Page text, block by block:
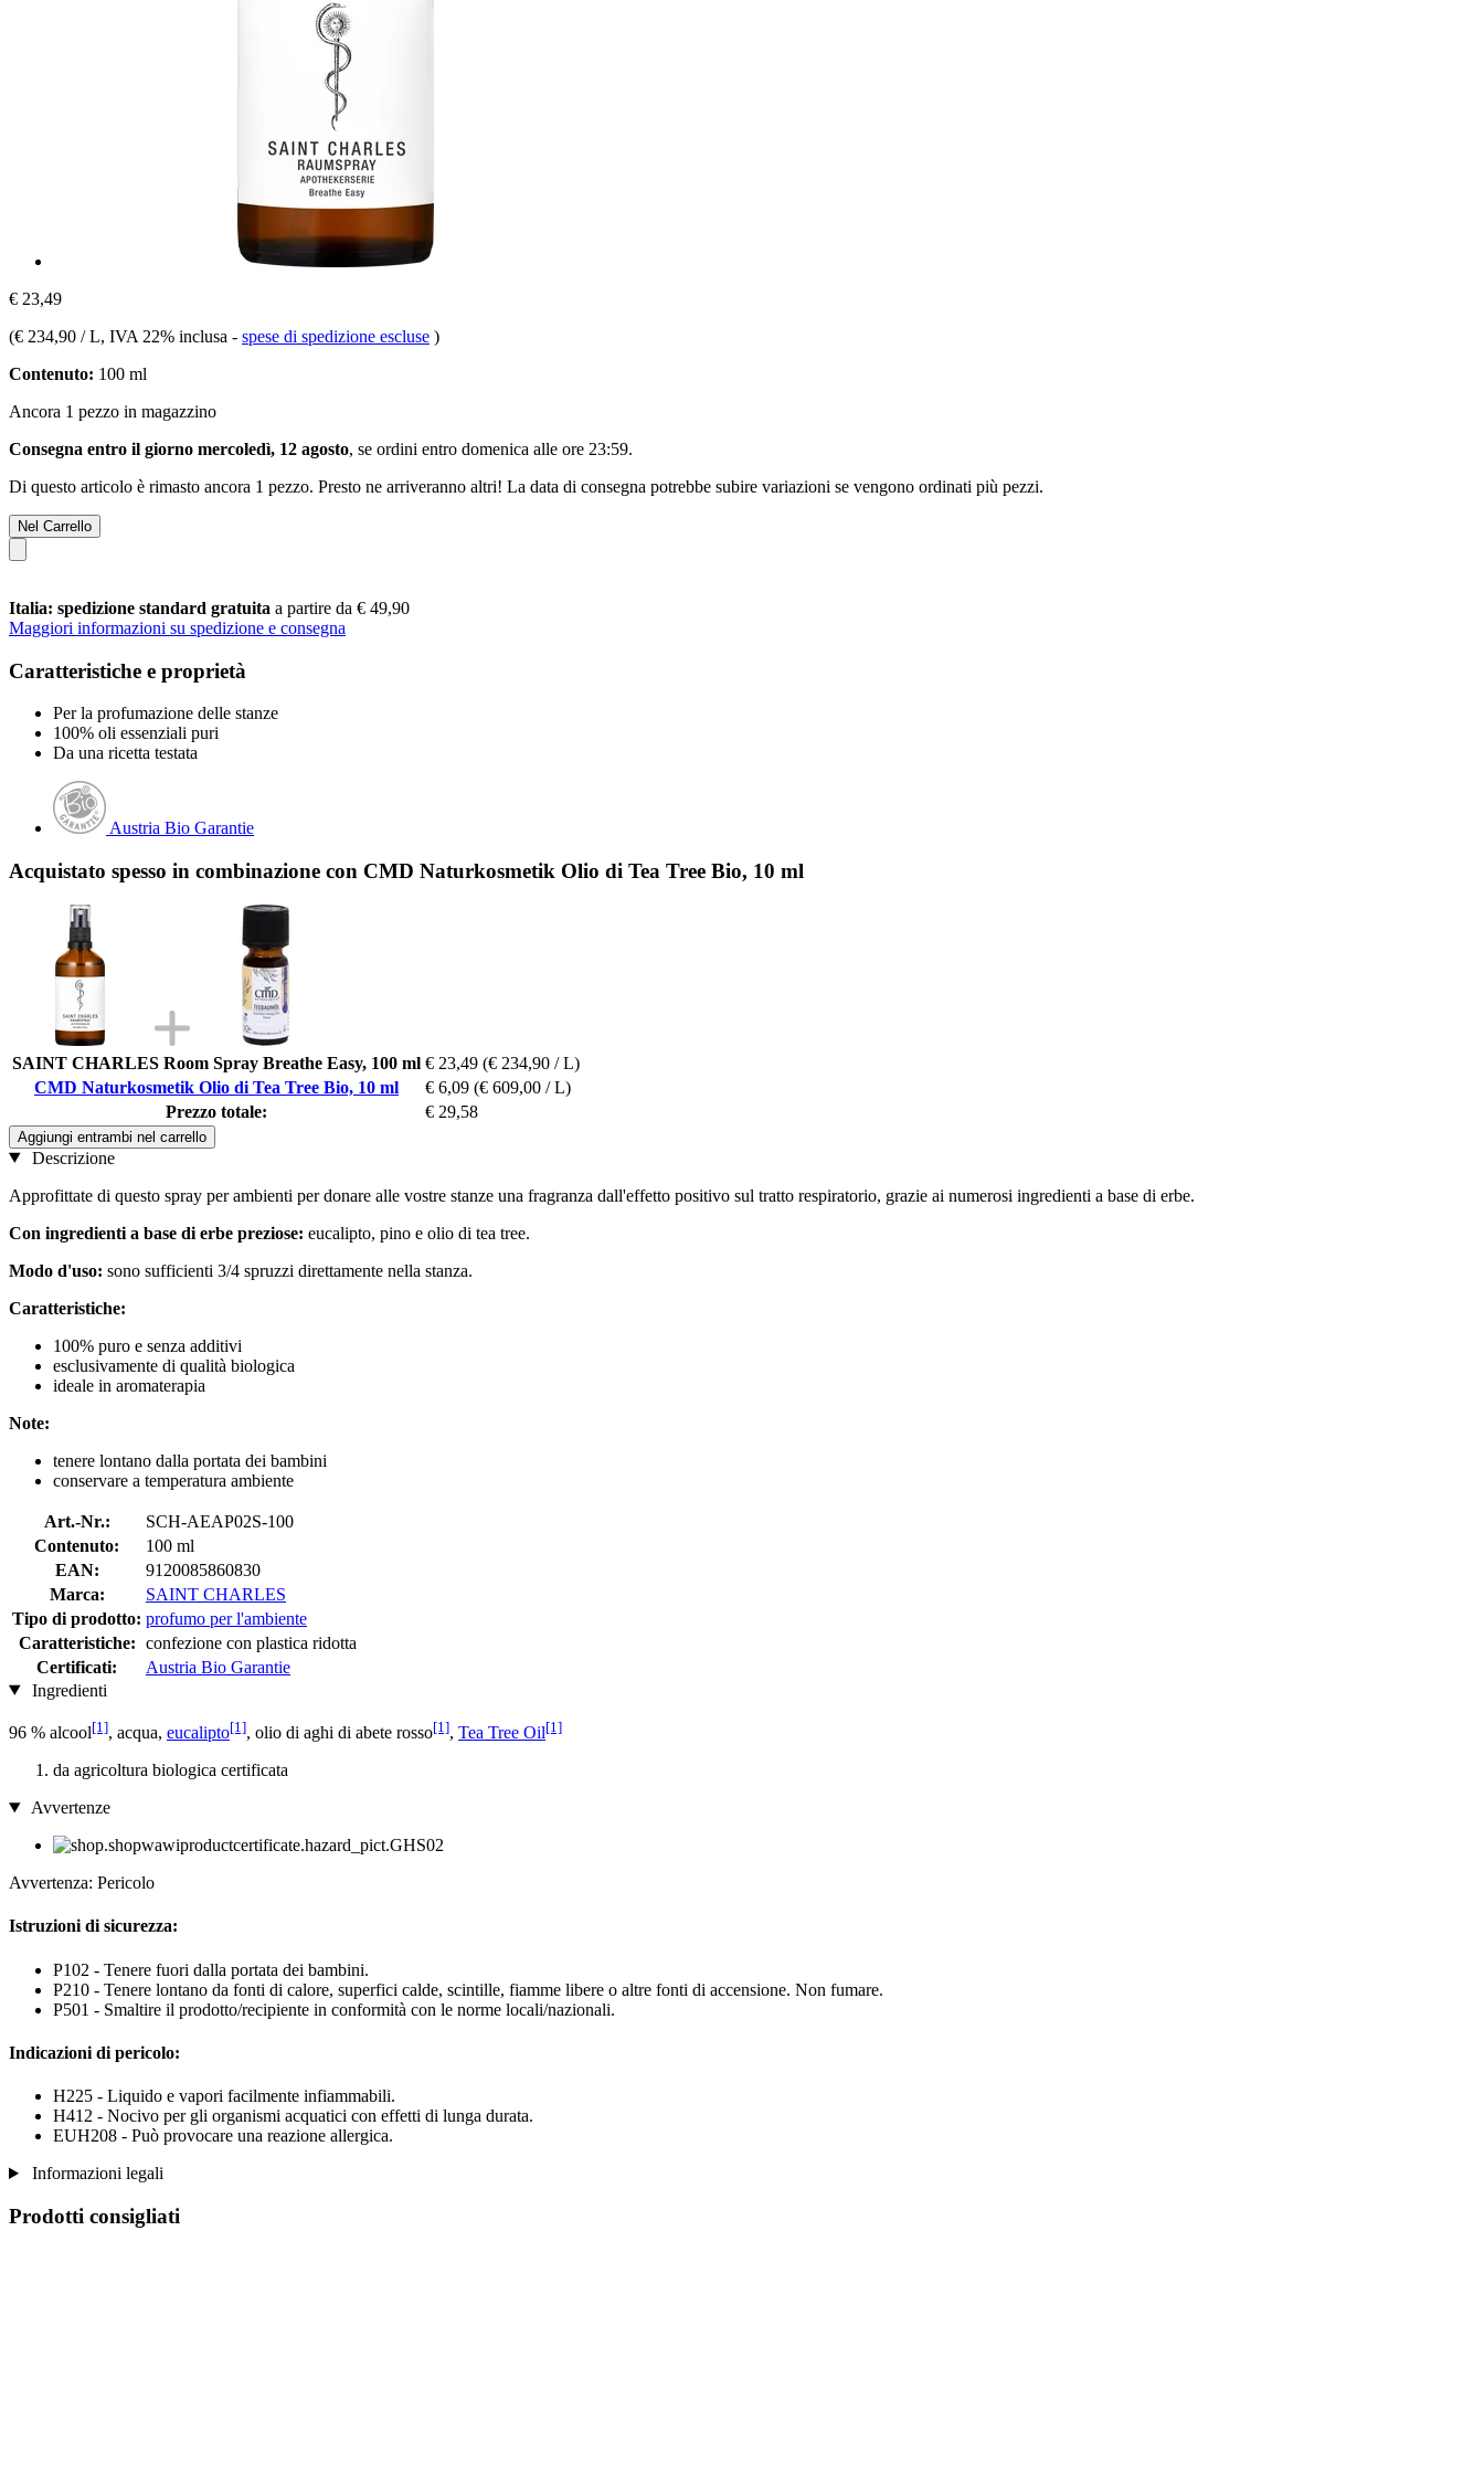
€ 23,49
(€ 234,90 / L, IVA 22% inclusa - spese di spedizione escluse )
Contenuto: 100 ml
Ancora 1 pezzo in magazzino
Consegna entro il giorno mercoledì, 12 agosto, se ordini entro domenica alle ore 23:59.
Di questo articolo è rimasto ancora 1 pezzo. Presto ne arriveranno altri! La data di consegna potrebbe subire variazioni se vengono ordinati più pezzi.
Nel Carrello
Italia: spedizione standard gratuita a partire da € 49,90
Maggiori informazioni su spedizione e consegna
Caratteristiche e proprietà
Per la profumazione delle stanze
100% oli essenziali puri
Da una ricetta testata
Austria Bio Garantie
Acquistato spesso in combinazione con CMD Naturkosmetik Olio di Tea Tree Bio, 10 ml
SAINT CHARLES Room Spray Breathe Easy, 100 ml € 23,49 (€ 234,90 / L)
CMD Naturkosmetik Olio di Tea Tree Bio, 10 ml
€ 6,09 (€ 609,00 / L)
Prezzo totale:
€ 29,58
Aggiungi entrambi nel carrello
Descrizione
Approfittate di questo spray per ambienti per donare alle vostre stanze una fragranza dall'effetto positivo sul tratto respiratorio, grazie ai numerosi ingredienti a base di erbe.
Con ingredienti a base di erbe preziose: eucalipto, pino e olio di tea tree.
Modo d'uso: sono sufficienti 3/4 spruzzi direttamente nella stanza.
Caratteristiche:
100% puro e senza additivi
esclusivamente di qualità biologica
ideale in aromaterapia
Note:
tenere lontano dalla portata dei bambini
conservare a temperatura ambiente
Art.-Nr.:
SCH-AEAP02S-100
Contenuto:
100 ml
EAN:
9120085860830
Marca:
SAINT CHARLES
Tipo di prodotto: profumo per l'ambiente
Caratteristiche: confezione con plastica ridotta
Certificati:
Austria Bio Garantie
Ingredienti
96 % alcool[1], acqua, eucalipto[1], olio di aghi di abete rosso[1], Tea Tree Oil[1]
da agricoltura biologica certificata
Avvertenze
Avvertenza: Pericolo
Istruzioni di sicurezza:
P102 - Tenere fuori dalla portata dei bambini.
P210 - Tenere lontano da fonti di calore, superfici calde, scintille, fiamme libere o altre fonti di accensione. Non fumare.
P501 - Smaltire il prodotto/recipiente in conformità con le norme locali/nazionali.
Indicazioni di pericolo:
H225 - Liquido e vapori facilmente infiammabili.
H412 - Nocivo per gli organismi acquatici con effetti di lunga durata.
EUH208 - Può provocare una reazione allergica.
Informazioni legali
Prodotti consigliati